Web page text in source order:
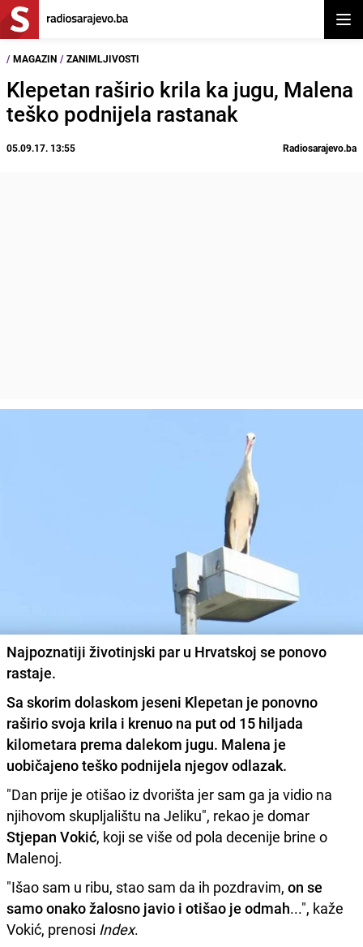
/ MAGAZIN / ZANIMLJIVOSTI
Klepetan raširio krila ka jugu, Malena
teško podnijela rastanak
05.09.17. 13:55 Radiosarajevo.ba
Najpoznatiji životinjski par u Hrvatskoj se ponovo
rastaje.
Sa skorim dolaskom jeseni Klepetan je ponovno
raširio svoja krila i krenuo na put od 15 hiljada
kilometara prema dalekom jugu. Malena je
uobičajeno teško podnijela njegov odlazak.
"Dan prije je otišao iz dvorišta jer sam ga ja vidio na
njihovom skupljalištu na Jeliku", rekao je domar
Stjepan Vokić, koji se više od pola decenije brine o
Malenoj.
"Išao sam u ribu, stao sam da ih pozdravim, on se
samo onako žalosno javio i otišao je odmah...", kaže
Vokić, prenosi Index.